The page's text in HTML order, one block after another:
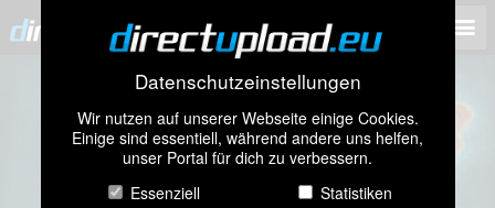
Datenschutzeinstellungen
Wir nutzen auf unserer Webseite einige Cookies.
Einige sind essentiell, während andere uns helfen,
unser Portal für dich zu verbessern.
Essenziell
Statistiken